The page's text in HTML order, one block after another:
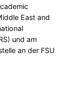
East and
und am
an der FSU